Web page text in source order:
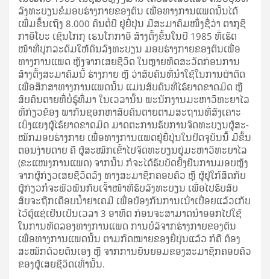
ລົງ­ທະ­ບຽນ​ຂໍ​ມອບ​ຮ່າງ­ກາຍ​ຂອງ​ຕົນ ເພື່ອ​ທາງ​ການ​ແພດ​ນັ້ນ​ໄດ້​
ເພີ່ມ​ຂຶ້ນ​ເຖິງ 8.000 ຄົນ​ຕໍ່​ປີ ຢູ່​ຍີ່­ປຸ່ນ ມີ​ສະ­ມາ­ຄົມ​ໜຶ່ງ​ຊື່­ວ່າ ຕາ​ກຸ​ຊິ
ກາ​ອິ​ໂບະ ເຊັນ​ໂກ​ກຸ ເຣນ​ໂກ​ກາ​ອິ ສ້າງ­ຕັ້ງ​ຂຶ້ນ​ໃນ​ປີ 1985 ທີ່​ເຮັດ​
ໜ້າ­ທີ່​ປຸກ­ລະ­ດົມ​ໃຫ້​ຄົນ​ລົງ­ທະ­ບຽນ ມອບ​ຮ່າງ­ກາຍ​ຂອງ​ຕົນ​ເພື່ອ​
ທາງ​ການ​ແພດ ຫຼັງ​ຈາກ​ເສຍ​ຊີ­ວິດ ໃນ​ຫຼາຍ​ທົດ​ສະ​ວັດ​ກ່ອນ​ການ​
ສ້າງ­ຕັ້ງ​ສະ­ມາ­ຄົມ​ນີ້ ຮ່າງ­ກາຍ ຫຼື ວ່າ​ສົບ​ຄົນ​ທີ່​ນຳ​ໃຊ້​ໃນ​ການ­ຜ່າ­ຕັດ
ເພື່ອ​ສຶກ​ສາ​ທາງ​ການ​ແພດ​ນັ້ນ ແມ່ນ​ສົບ​ຄົນ​ທີ່​ໄຮ້​ຍາດ​ຂາດ​ມິດ ຫຼື
ສົບ​ຄົນ​ຕາຍ​ທີ່​ບໍ່​ຮູ້​ທີ່​ມາ ໃນ​ເວ­ລາ​ນັ້ນ ພະ­ນັກ­ງານ​ມະ­ຫາ­ວິ­ທະ­ຍາ­ໄລ​
ທີ່​ກ່ຽວ­ຂ້ອງ ພາ­ກັນ​ຊອກ​ຫາ​ສົບ​ຄົນ​ຕາຍ​ຕາມ​ສະ­ຖານ­ທີ່​ສົງ­ເຄາະ​
ເບິ່ງ­ແຍງ​ຜູ້​ໄຮ້​ຍາດ​ຂາດ​ມິດ ມາດ​ຕະ­ການ​ຮັບ​ການ​ຈົດ​ທະ­ບຽນ​ຜູ້​ສະ­
ໝັກ​ມອບ​ຮ່າງ­ກາຍ ເພື່ອ​ທາງ​ການ​ແພດ​ຢູ່​ຍີ່­ປຸ່ນ​ໃນ​ປັດ­ຈຸ­ບັນ​ນີ້ ມີ​ຂັ້ນ​
ຕອນ​ງ່າຍ­ດາຍ ຄື ຜູ້​ສະ­ໝັກ​ເຂົ້າ​ໄປ​ຈົດ​ທະ­ບຽນ​ຢູ່​ມະ­ຫາ­ວິ­ທະ­ຍາ­ໄລ
(ຂະ­ແໜງ­ການ​ແພດ) ຈາກ​ນັ້ນ ກໍ​ຈະ​ໄດ້​ຮັບ​ບັດ​ຢັ້ງ­ຢືນ​ການ​ມອບ​ຫຼັງ​
ຈາກ​ຜູ້­ກ່ຽວ​ເສຍ​ຊີ­ວິດ​ລົງ ທາງ​ສະ­ມາ­ຊິກ​ຄອບ­ຄົວ ຫຼື ຜູ້​ຢູ່​ໃກ້​ສິດ​ກັບ​
ຜູ້­ກ່ຽວ​ກໍ​ຈະ​ພົວ­ພັນ​ກັບ​ເຈົ້າ​ໜ້າ­ທີ່​ຮັບ​ລົງ­ທະ­ບຽນ ເພື່ອ​ໄປ​ຮັບ​ສົບ
ສົບ​ຈະ​ຖືກ​ເຄືອບ​ນ້ຳ​ຢາ​ເຄ​ມີ ເພື່ອ​ປ້ອງ​ກັນ​ການ​ເນົ່າ​ເປື່ອຍ​ແລ້ວ​ເກັບ​
ໄວ້​ຕູ້​ແຊ່​ເຢັນ​ເປັນ​ເວ­ລາ 3 ອາ­ທິດ ກ່ອນ​ຈະ​ສາ­ມາດ​ນຳ​ອອກ​ໄປ​ໃຊ້​
ໃນ​ການ​ທົດ​ລອງ​ທາງ​ການ​ແພດ ການ​ບໍ­ລິ­ຈາກ​ຮ່າງ­ກາຍ​ຂອງ​ຕົນ​
ເພື່ອ​ທາງ​ການ​ແພດ​ນັ້ນ ຕາມ​ກົດ­ໝາຍ​ຂອງ​ຍີ່­ປຸ່ນ​ແລ້ວ ກໍ​ຄື ຕ້ອງ​
ສະ­ໝັກ​ດ້ວຍ​ຕົນ​ເອງ ຫຼື ຈາກ​ການ​ຍິນ​ຍອມ​ຂອງ​ສະ­ມາ­ຊິກ​ຄອບ­ຄົວ​
ຂອງ​ຜູ້​ເສຍ​ຊີ­ວິດ​ເທົ່າ​ນັ້ນ.